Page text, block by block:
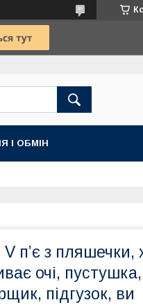
І ОБМІН
п’є з пляшечки,
очі, пустушка,
підгузок, ви